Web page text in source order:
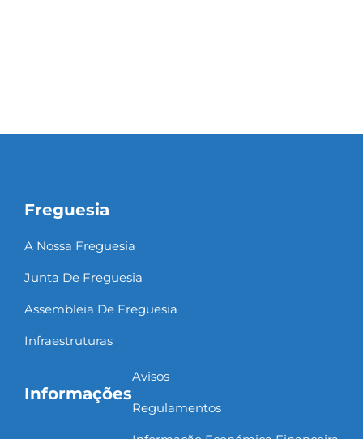
Freguesia
A Nossa Freguesia
Junta De Freguesia
Assembleia De Freguesia
Infraestruturas
Informações
Avisos
Regulamentos